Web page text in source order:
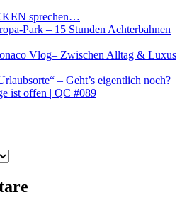
sprechen…
Park – 15 Stunden Achterbahnen
Vlog– Zwischen Alltag & Luxus
– Geht’s eigentlich noch?
ist offen | QC #089